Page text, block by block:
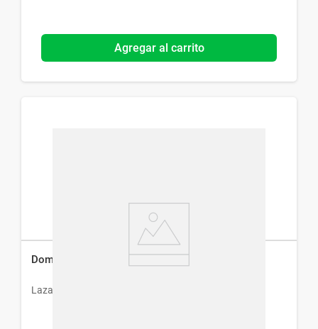
Agregar al carrito
Domplexal x 20 Comp
Lazar